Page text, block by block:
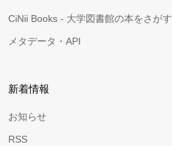
CiNii Books - 大学図書館の本をさがす
メタデータ・API
新着情報
お知らせ
RSS